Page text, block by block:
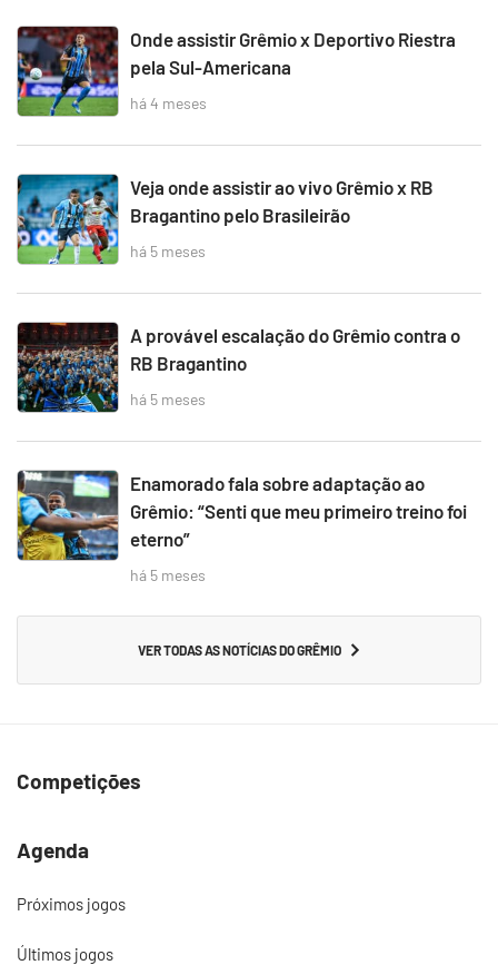
Onde assistir Grêmio x Deportivo Riestra
pela Sul-Americana
há 4 meses
Veja onde assistir ao vivo Grêmio x RB
Bragantino pelo Brasileirão
há 5 meses
A provável escalação do Grêmio contra o
RB Bragantino
há 5 meses
Enamorado fala sobre adaptação ao
Grêmio: “Senti que meu primeiro treino foi
eterno”
há 5 meses
VER TODAS AS NOTÍCIAS DO GRÊMIO
Competições
Agenda
Próximos jogos
Últimos jogos